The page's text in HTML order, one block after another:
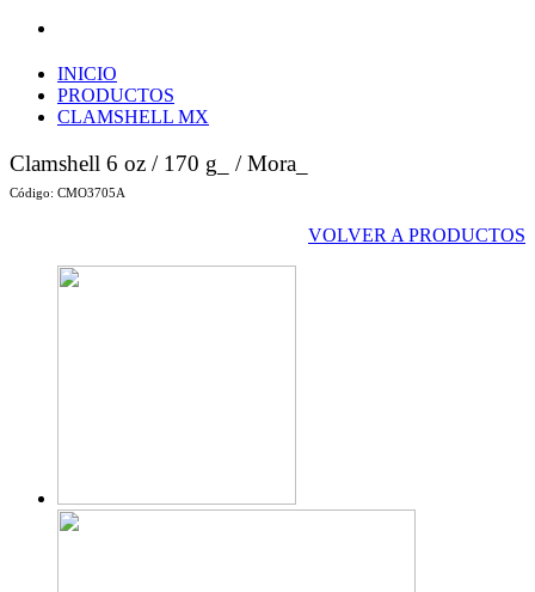
INICIO
PRODUCTOS
CLAMSHELL MX
Clamshell 6 oz / 170 g_ / Mora_
Código: CMO3705A
VOLVER A PRODUCTOS